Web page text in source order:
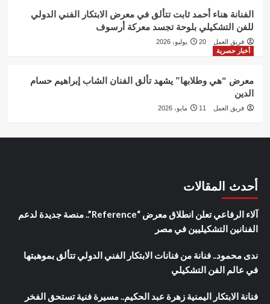
الفنانة هناء أحمد ثابت تتألق في معرض الابتكار الفني الدولي
للفن التشكيلي بلوحة تجسد معركة أرسوف
فريق العمل
20 يوليو، 2026
أخبار حصرية
معرض “هي وطلابها” يشهد تألق الفنان الشاب إبراهيم حسام
الدين
فريق العمل 11 مايو، 2026
أحدث المقالات
آلاء الرفاعي تعلن انطلاق معرض “Reference”.. منصة جديدة لدعم
الفنانين التشكيليين في مصر
ندى محمود.. فنانة من فنانات الابتكار الفني الدولي تتألق بموهبتها
في عالم الفن التشكيلي
فنانة الابتكار اليمنية زهرة عبد الحكيم.. مسيرة فنية تستحق الفخر